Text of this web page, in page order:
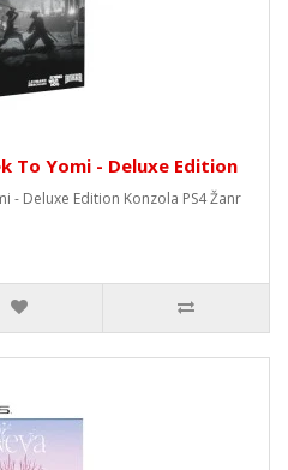
To Yomi - Deluxe Edition
- Deluxe Edition Konzola PS4 Žanr